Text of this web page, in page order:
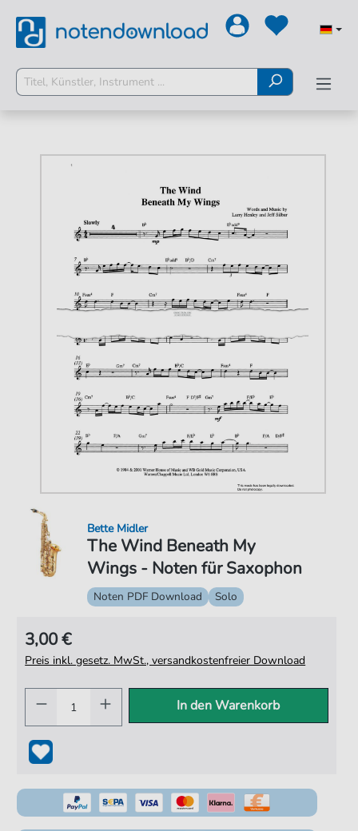
The Wind Beneath My
Wings - Noten für Saxophon
Bette Midler
Noten PDF Download Solo
3,00 €
Preis inkl. gesetz. MwSt., versandkostenfreier Download
In den Warenkorb